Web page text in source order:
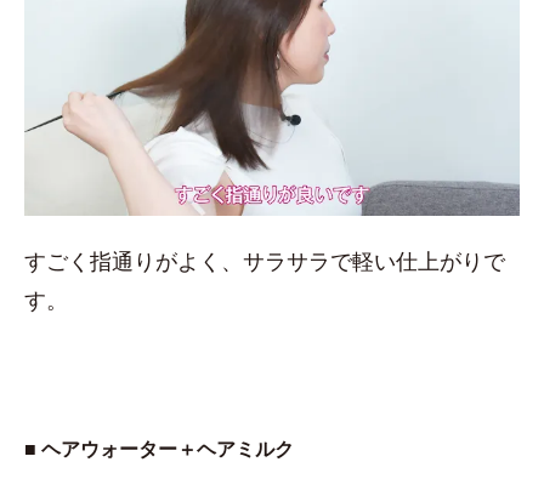
すごく指通りがよく、サラサラで軽い仕上がりで
す。
■ ヘアウォーター＋ヘアミルク